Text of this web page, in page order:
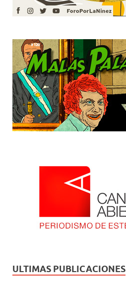
ULTIMAS PUBLICACIONES